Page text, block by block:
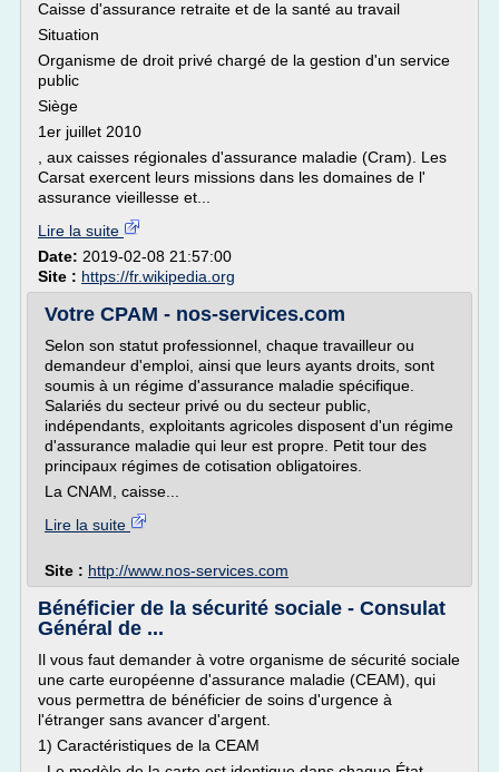
Caisse d'assurance retraite et de la santé au travail
Situation
Organisme de droit privé chargé de la gestion d'un service
public
Siège
1er juillet 2010
, aux caisses régionales d'assurance maladie (Cram). Les
Carsat exercent leurs missions dans les domaines de l'
assurance vieillesse et...
Lire la suite
Date: 2019-02-08 21:57:00
Site : https://fr.wikipedia.org
Votre CPAM - nos-services.com
Selon son statut professionnel, chaque travailleur ou
demandeur d'emploi, ainsi que leurs ayants droits, sont
soumis à un régime d'assurance maladie spécifique.
Salariés du secteur privé ou du secteur public,
indépendants, exploitants agricoles disposent d'un régime
d'assurance maladie qui leur est propre. Petit tour des
principaux régimes de cotisation obligatoires.
La CNAM, caisse...
Lire la suite
Site : http://www.nos-services.com
Bénéficier de la sécurité sociale - Consulat
Général de ...
Il vous faut demander à votre organisme de sécurité sociale
une carte européenne d'assurance maladie (CEAM), qui
vous permettra de bénéficier de soins d'urgence à
l'étranger sans avancer d'argent.
1) Caractéristiques de la CEAM